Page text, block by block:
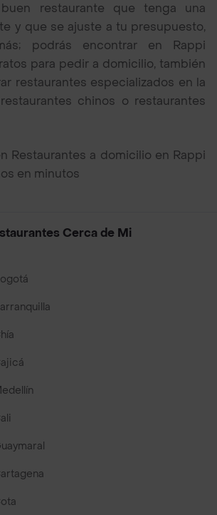
restaurante que tenga una
y que se ajuste a tu presupuesto,
podrás encontrar en Rappi
para pedir a domicilio, también
restaurantes especializados en la
chinos o restaurantes
Restaurantes a domicilio en Rappi
en minutos
Cerca de Mi